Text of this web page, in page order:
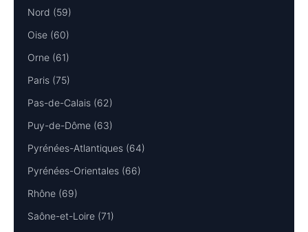
Nord (59)
Oise (60)
Orne (61)
Paris (75)
Pas-de-Calais (62)
Puy-de-Dôme (63)
Pyrénées-Atlantiques (64)
Pyrénées-Orientales (66)
Rhône (69)
Saône-et-Loire (71)